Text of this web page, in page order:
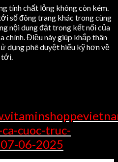
tính chất lỏng không còn kém.
số đông trang khác trong cùng
nội dung đặt trong kết nối của
chính. Điều này giúp khắp thân
dụng phê duyệt hiểu kỹ hơn về
tới.
cuoc-truc-
06-2025